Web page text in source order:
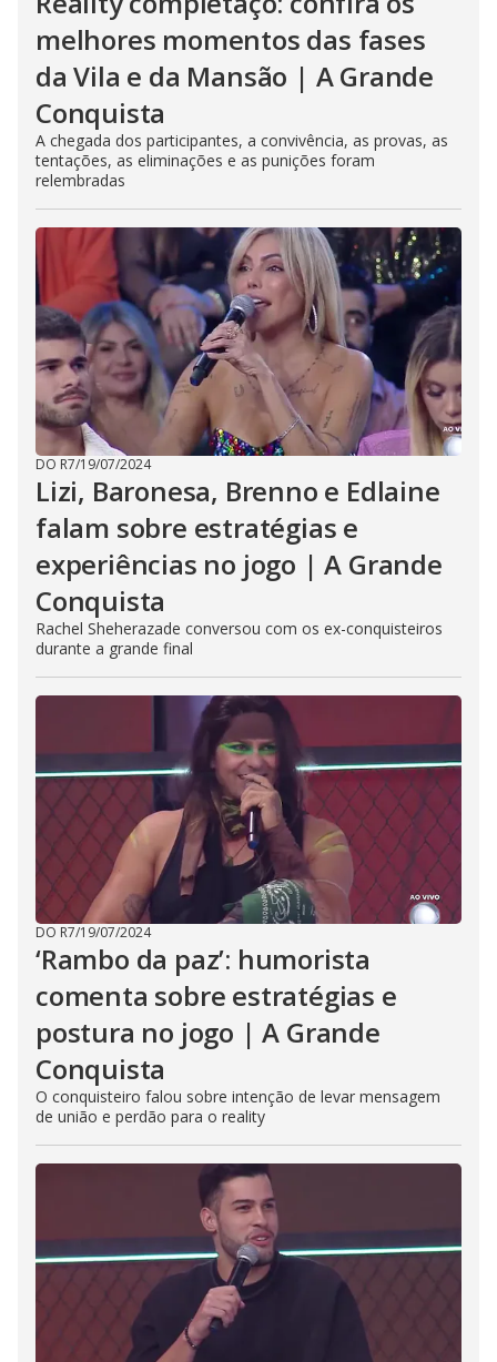
melhores momentos das fases
da Vila e da Mansão | A Grande
Conquista
A chegada dos participantes, a convivência, as provas, as
tentações, as eliminações e as punições foram
relembradas
DO R7/19/07/2024
Lizi, Baronesa, Brenno e Edlaine
falam sobre estratégias e
experiências no jogo | A Grande
Conquista
Rachel Sheherazade conversou com os ex-conquisteiros
durante a grande final
DO R7/19/07/2024
‘Rambo da paz’: humorista
comenta sobre estratégias e
postura no jogo | A Grande
Conquista
O conquisteiro falou sobre intenção de levar mensagem
de união e perdão para o reality